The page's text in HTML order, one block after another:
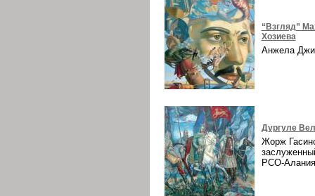
“Взгляд”
Хозиева
Анжела
Дургуле
Жорж
РСО-